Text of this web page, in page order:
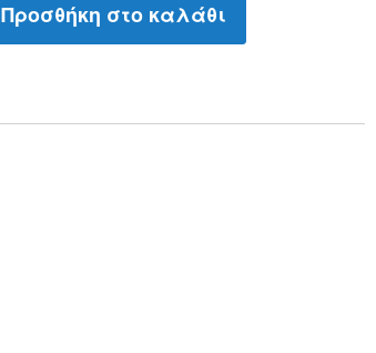
Προσθήκη στο καλάθι